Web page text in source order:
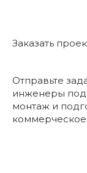
Заказать
Отправьте
инженеры
монтаж и